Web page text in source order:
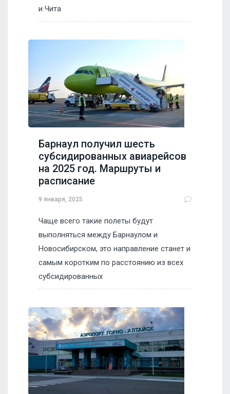
и Чита
Барнаул получил шесть
субсидированных авиарейсов
на 2025 год. Маршруты и
расписание
9 января, 2025
Чаще всего такие полеты будут
выполняться между Барнаулом и
Новосибирском, это направление станет и
самым коротким по расстоянию из всех
субсидированных